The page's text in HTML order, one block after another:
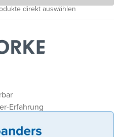
Erfahrung
direkt auswählen